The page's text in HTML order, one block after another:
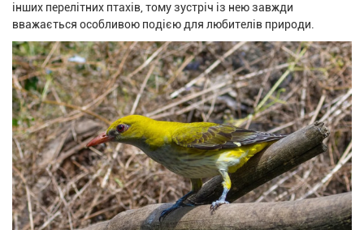
інших перелітних птахів, тому зустріч із нею завжди
вважається особливою подією для любителів природи.